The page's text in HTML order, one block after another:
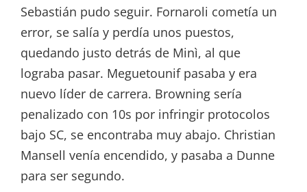
Sebastián pudo seguir. Fornaroli cometía un
error, se salía y perdía unos puestos,
quedando justo detrás de Minì, al que
lograba pasar. Meguetounif pasaba y era
nuevo líder de carrera. Browning sería
penalizado con 10s por infringir protocolos
bajo SC, se encontraba muy abajo. Christian
Mansell venía encendido, y pasaba a Dunne
para ser segundo.